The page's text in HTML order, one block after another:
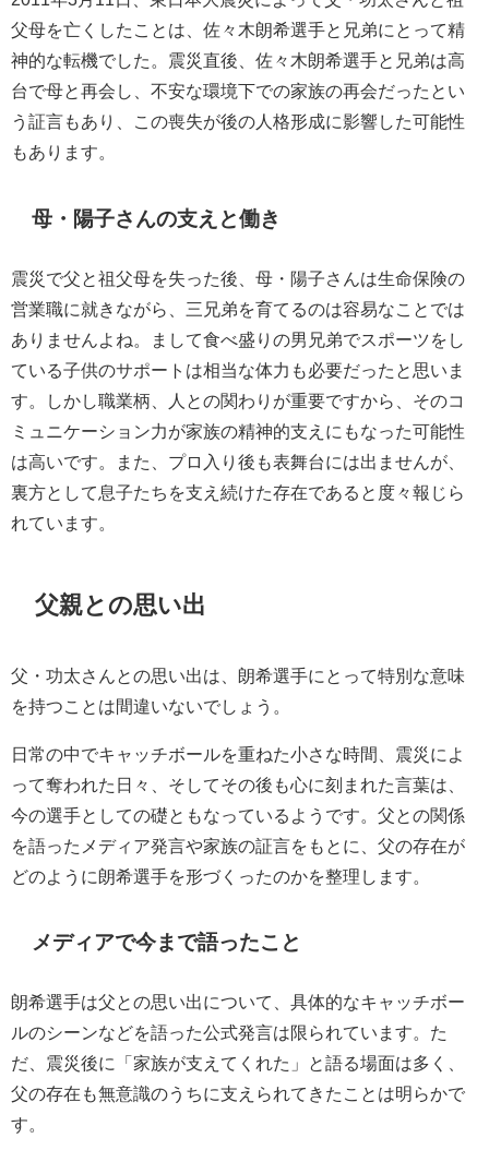
父母を亡くしたことは、佐々木朗希選手と兄弟にとって精
神的な転機でした。震災直後、佐々木朗希選手と兄弟は高
台で母と再会し、不安な環境下での家族の再会だったとい
う証言もあり、この喪失が後の人格形成に影響した可能性
もあります。
母・陽子さんの支えと働き
震災で父と祖父母を失った後、母・陽子さんは生命保険の
営業職に就きながら、三兄弟を育てるのは容易なことでは
ありませんよね。まして食べ盛りの男兄弟でスポーツをし
ている子供のサポートは相当な体力も必要だったと思いま
す。しかし職業柄、人との関わりが重要ですから、そのコ
ミュニケーション力が家族の精神的支えにもなった可能性
は高いです。また、プロ入り後も表舞台には出ませんが、
裏方として息子たちを支え続けた存在であると度々報じら
れています。
父親との思い出
父・功太さんとの思い出は、朗希選手にとって特別な意味
を持つことは間違いないでしょう。
日常の中でキャッチボールを重ねた小さな時間、震災によ
って奪われた日々、そしてその後も心に刻まれた言葉は、
今の選手としての礎ともなっているようです。父との関係
を語ったメディア発言や家族の証言をもとに、父の存在が
どのように朗希選手を形づくったのかを整理します。
メディアで今まで語ったこと
朗希選手は父との思い出について、具体的なキャッチボー
ルのシーンなどを語った公式発言は限られています。た
だ、震災後に「家族が支えてくれた」と語る場面は多く、
父の存在も無意識のうちに支えられてきたことは明らかで
す。